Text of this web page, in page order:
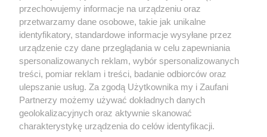
tym także elektroniczny lub mechaniczny) na jakimkolwiek polu
eksploatacji w jakiejkolwiek formie, włącznie z umieszczaniem w
Internecie bez pisemnej zgody właściciela praw. Jakiekolwiek użycie lub
wykorzystanie utworów w całości lub w części z naruszeniem prawa,
tzn. bez właściwej zgody, jest zabronione pod groźbą kary i może być
ścigane prawnie.
przechowujemy informacje na urządzeniu oraz
przetwarzamy dane osobowe, takie jak unikalne
identyfikatory, standardowe informacje wysyłane przez
urządzenie czy dane przeglądania w celu zapewniania
spersonalizowanych reklam, wybór spersonalizowanych
treści, pomiar reklam i treści, badanie odbiorców oraz
ulepszanie usług. Za zgodą Użytkownika my i Zaufani
Partnerzy możemy używać dokładnych danych
geolokalizacyjnych oraz aktywnie skanować
charakterystykę urządzenia do celów identyfikacji.